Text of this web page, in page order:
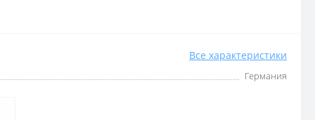
Все характеристики
Германия